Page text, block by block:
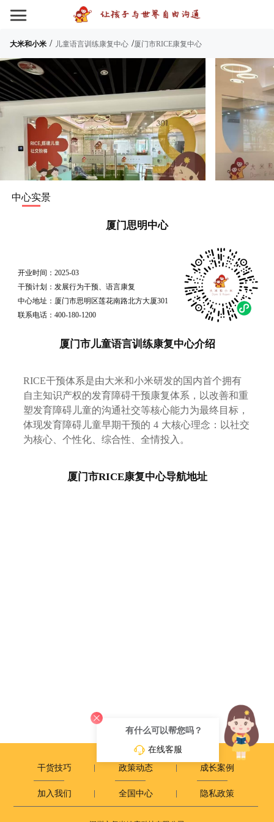
大米和小米 / 儿童语言训练康复中心 /厦门市RICE康复中心
中心实景
厦门思明中心
开业时间：2025-03
干预计划：发展行为干预、语言康复
中心地址：厦门市思明区莲花南路北方大厦301
联系电话：400-180-1200
厦门市儿童语言训练康复中心介绍
RICE干预体系是由大米和小米研发的国内首个拥有
自主知识产权的发育障碍干预康复体系，以改善和重
塑发育障碍儿童的沟通社交等核心能力为最终目标，
体现发育障碍儿童早期干预的 4 大核心理念：以社交
为核心、个性化、综合性、全情投入。
厦门市RICE康复中心导航地址
干货技巧 政策动态 成长案例
加入我们 全国中心 隐私政策
有什么可以帮您吗？
在线客服